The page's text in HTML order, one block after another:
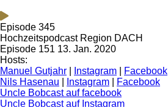
Episode 345
Hochzeitspodcast Region DACH
Episode 151 13. Jan. 2020
Hosts:
Manuel Gutjahr
Instagram
Facebook
Nils Hasenau
Instagram
Facebook
Uncle Bobcast auf facebook
Uncle Bobcast auf Instagram